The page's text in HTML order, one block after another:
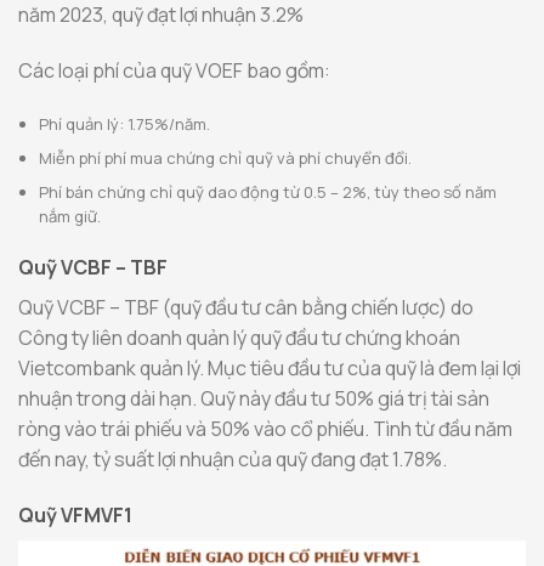
năm 2023, quỹ đạt lợi nhuận 3.2%
Các loại phí của quỹ VOEF bao gồm:
Phí quản lý: 1.75%/năm.
Miễn phí phí mua chứng chỉ quỹ và phí chuyển đổi.
Phí bán chứng chỉ quỹ dao động từ 0.5 – 2%, tùy theo số năm
nắm giữ.
Quỹ VCBF – TBF
Quỹ VCBF – TBF (quỹ đầu tư cân bằng chiến lược) do
Công ty liên doanh quản lý quỹ đầu tư chứng khoán
Vietcombank quản lý. Mục tiêu đầu tư của quỹ là đem lại lợi
nhuận trong dài hạn. Quỹ này đầu tư 50% giá trị tài sản
ròng vào trái phiếu và 50% vào cổ phiếu. Tình từ đầu năm
đến nay, tỷ suất lợi nhuận của quỹ đang đạt 1.78%.
Quỹ VFMVF1